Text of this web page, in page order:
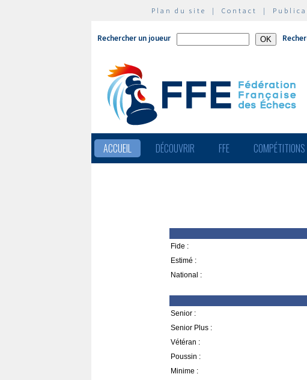
Plan du site | Contact |
Rechercher un joueur
ACCUEIL DÉCOUVRIR FFE COMPÉTITIONS
Fide :
Estimé :
National :
Senior :
Senior Plus :
Vétéran :
Poussin :
Minime :